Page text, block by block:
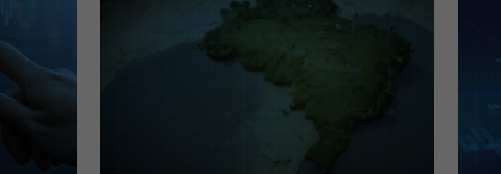
endividamento e alavancagem.